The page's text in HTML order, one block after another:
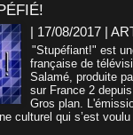
| 17/08/2017 |
"Stupéfiant!" est
française de
Salamé, produite
sur France 2
Gros plan.
culturel qui s’est